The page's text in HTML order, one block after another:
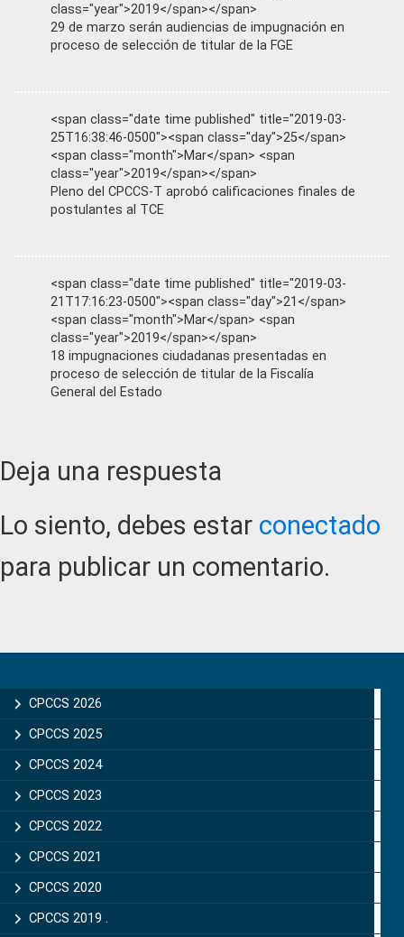
class="year">2019</span></span>
29 de marzo serán audiencias de impugnación en
proceso de selección de titular de la FGE
<span class="date time published" title="2019-03-
25T16:38:46-0500"><span class="day">25</span>
<span class="month">Mar</span> <span
class="year">2019</span></span>
Pleno del CPCCS-T aprobó calificaciones finales de
postulantes al TCE
<span class="date time published" title="2019-03-
21T17:16:23-0500"><span class="day">21</span>
<span class="month">Mar</span> <span
class="year">2019</span></span>
18 impugnaciones ciudadanas presentadas en
proceso de selección de titular de la Fiscalía
General del Estado
Reader
Interactions
Deja una respuesta
Lo siento, debes estar conectado
para publicar un comentario.
Sidebar
CPCCS 2026
CPCCS 2025
CPCCS 2024
CPCCS 2023
CPCCS 2022
CPCCS 2021
CPCCS 2020
CPCCS 2019 .